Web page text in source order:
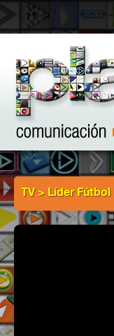
TV > Líder Fútbol